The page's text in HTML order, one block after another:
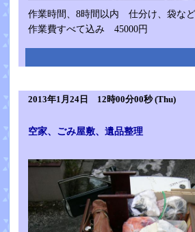
作業時間、8時間以内 仕分け、袋な
作業費すべて込み 45000円
2013年1月24日 12時00分00秒 (Thu)
空家、ごみ屋敷、遺品整理